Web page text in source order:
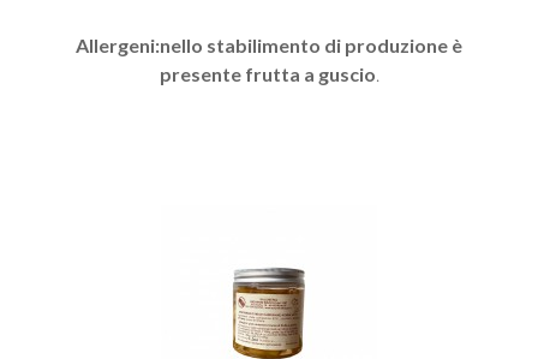
Allergeni:nello stabilimento di produzione è
presente frutta a guscio.